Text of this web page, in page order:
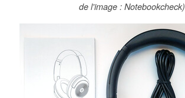
de l'image : Notebookcheck)